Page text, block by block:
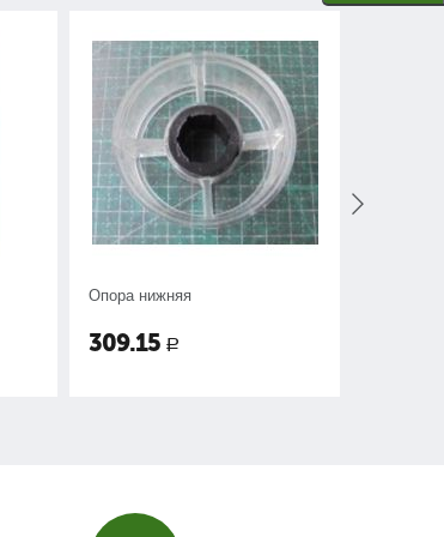
Опора нижняя
309.15 Р